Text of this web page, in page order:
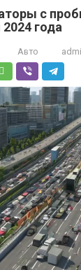
с
года
Авто